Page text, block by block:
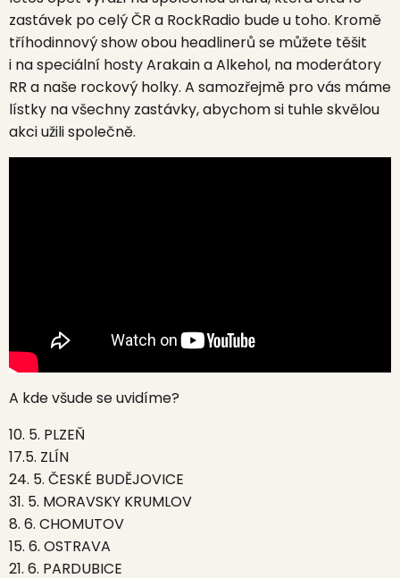
zastávek po celý ČR a RockRadio bude u toho. Kromě
tříhodinnový show obou headlinerů se můžete těšit
i na speciální hosty Arakain a Alkehol, na moderátory
RR a naše rockový holky. A samozřejmě pro vás máme
lístky na všechny zastávky, abychom si tuhle skvělou
akci užili společně.
A kde všude se uvidíme?
10. 5. PLZEŇ
17.5. ZLÍN
24. 5. ČESKÉ BUDĚJOVICE
31. 5. MORAVSKY KRUMLOV
8. 6. CHOMUTOV
15. 6. OSTRAVA
21. 6. PARDUBICE